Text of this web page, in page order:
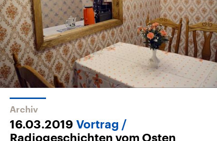
Archiv
16.03.2019 Vortrag
Radiogeschichten vom Osten